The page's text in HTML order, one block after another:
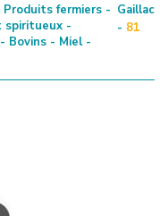
fermiers -
spiritueux -
Bovins - Miel -
Gaillac
- 81